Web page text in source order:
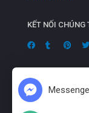
KẾT NỐI CHÚNG